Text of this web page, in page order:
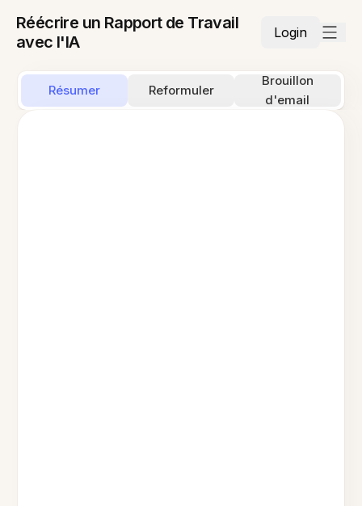
Réécrire un Rapport de Travail
avec l'IA
Login
Résumer Reformuler
Brouillon
d'email